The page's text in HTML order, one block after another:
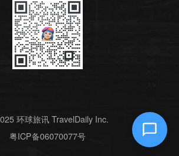
环球旅讯 TravelDaily Inc.
粤ICP备06070077号